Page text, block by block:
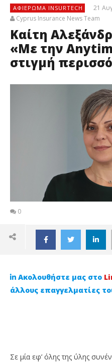
ΑΦΙΈΡΩΜΑ INSURTECH
21
Cyprus Insurance News Team
Καίτη
«Με την
στιγμή
0
Ακολουθήστε μας στο
άλλους επαγγελματίες
Σε μία εφ’ όλης της ύλης